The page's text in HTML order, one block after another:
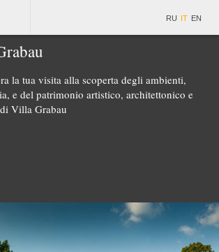
RU IT EN
la tua visita alla scoperta degli ambienti,
e del patrimonio artistico, architettonico e
Villa Grabau